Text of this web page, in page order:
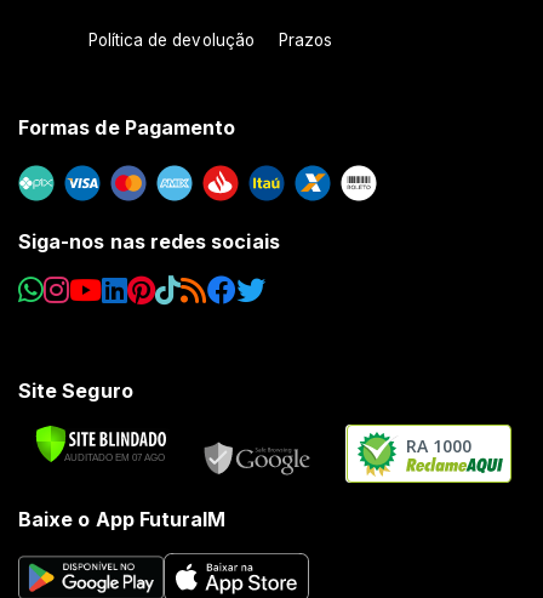
Política de devolução Prazos
Formas de Pagamento
Siga-nos nas redes sociais
Site Seguro
RA 1000
Baixe o App FuturaIM